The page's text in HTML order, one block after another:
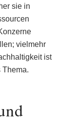
sie in
vielmehr
ist
Thema.